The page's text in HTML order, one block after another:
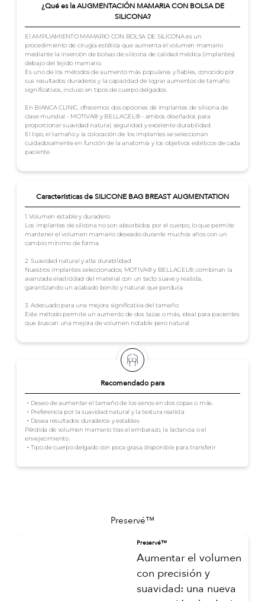
Recomendado para
・Deseo de aumentar el tamaño de los senos en dos copas o más.
・Preferencia por la suavidad natural y la textura realista
・Desea resultados duraderos y estables
Pérdida de volumen mamario tras el embarazo, la lactancia o el
envejecimiento.
・Tipo de cuerpo delgado con poca grasa disponible para transferir
¿Qué es la AUGMENTACIÓN MAMARIA CON BOLSA DE
SILICONA?
El AMPLIAMIENTO MAMARIO CON BOLSA DE SILICONA es un
procedimiento de cirugía estética que aumenta el volumen mamario
mediante la inserción de bolsas de silicona de calidad médica (implantes)
debajo del tejido mamario.
Es uno de los métodos de aumento más populares y fiables, conocido por
sus resultados duraderos y la capacidad de lograr aumentos de tamaño
significativos, incluso en tipos de cuerpo delgados.
En BIANCA CLINIC, ofrecemos dos opciones de implantes de silicona de
clase mundial - MOTIVA® y BELLAGEL® - ambos diseñados para
proporcionar suavidad natural, seguridad y excelente durabilidad.
El tipo, el tamaño y la colocación de los implantes se seleccionan
cuidadosamente en función de la anatomía y los objetivos estéticos de cada
paciente.
Características de SILICONE BAG BREAST AUGMENTATION
1. Volumen estable y duradero
Los implantes de silicona no son absorbidos por el cuerpo, lo que permite
mantener el volumen mamario deseado durante muchos años con un
cambio mínimo de forma.
2. Suavidad natural y alta durabilidad
Nuestros implantes seleccionados, MOTIVA® y BELLAGEL®, combinan la
avanzada elasticidad del material con un tacto suave y realista,
garantizando un acabado bonito y natural que perdura.
3. Adecuado para una mejora significativa del tamaño
Este método permite un aumento de dos tazas o más, ideal para pacientes
que buscan una mejora de volumen notable pero natural.
Preservé™
Preservé™
Aumentar el volumen
con precisión y
suavidad: una nueva